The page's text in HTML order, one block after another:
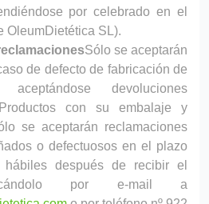
por celebrado en el
OleumDietética SL).
Sólo se aceptarán
de defecto de fabricación de
devoluciones
con su embalaje y
se aceptarán reclamaciones
o defectuosos en el plazo
después de recibir el
por e-mail a